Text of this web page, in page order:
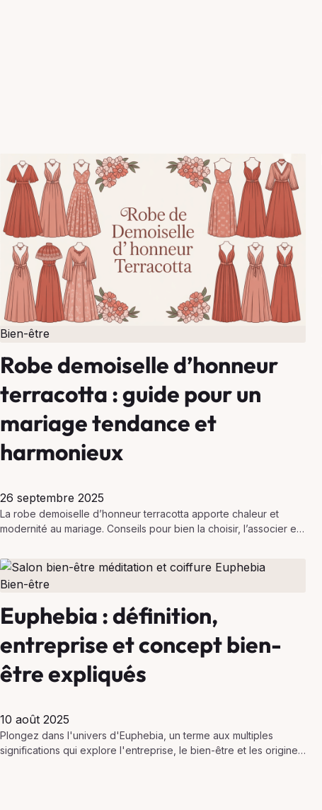
Bien-être
Robe demoiselle d’honneur
terracotta : guide pour un
mariage tendance et
harmonieux
26 septembre 2025
La robe demoiselle d’honneur terracotta apporte chaleur et
modernité au mariage. Conseils pour bien la choisir, l’associer et
Bien-être
Euphebia : définition,
entreprise et concept bien-
être expliqués
10 août 2025
Plongez dans l'univers d'Euphebia, un terme aux multiples
significations qui explore l'entreprise, le bien-être et les origines